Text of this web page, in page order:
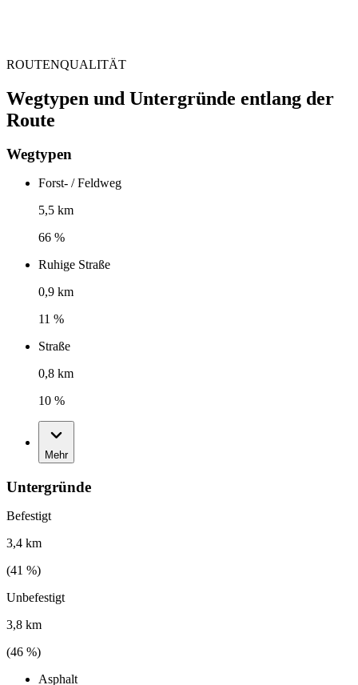
ROUTENQUALITÄT
Wegtypen und Untergründe entlang der
Route
Wegtypen
Forst- / Feldweg
5,5 km
66 %
Ruhige Straße
0,9 km
11 %
Straße
0,8 km
10 %
Mehr
Untergründe
Befestigt
3,4 km
(41 %)
Unbefestigt
3,8 km
(46 %)
Asphalt